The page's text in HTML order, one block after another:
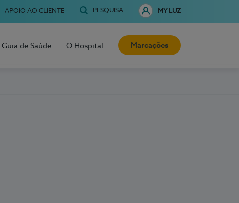
APOIO AO CLIENTE PESQUISA MY LUZ
Guia de Saúde O Hospital Marcações